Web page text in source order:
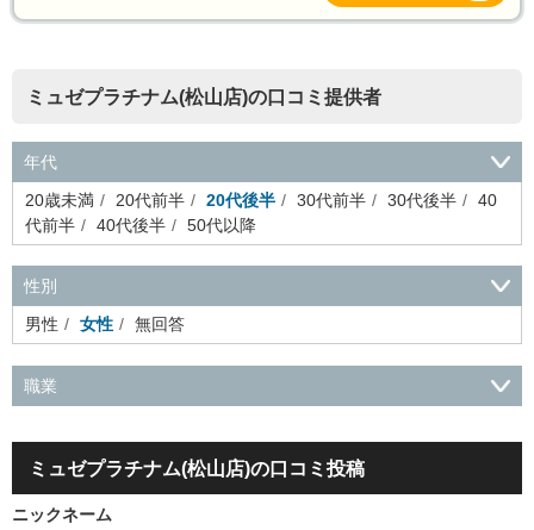
ミュゼプラチナム(松山店)の口コミ提供者
年代
20歳未満
20代前半 20代後半 30代前半 30代後半
40
代前半
40代後半 50代以降
性別
男性
女性 無回答
職業
品
アミューズメント・エンターテイメント・ゲーム関連
容・エステ・リラクゼーション
旅行・ホテル・航空・ブライ
ダル・葬祭
ミュゼプラチナム(松山店)の口コミ投稿
ニックネーム